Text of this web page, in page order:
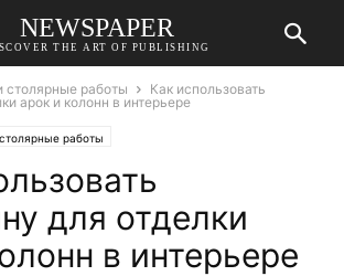
NEWSPAPER
THE ART OF PUBLISHING
столярные работы
Как использовать
арок и колонн в интерьере
работы
для отделки
в интерьере